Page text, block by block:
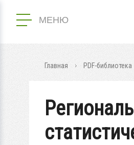
МЕНЮ
Главная PDF-библиотека